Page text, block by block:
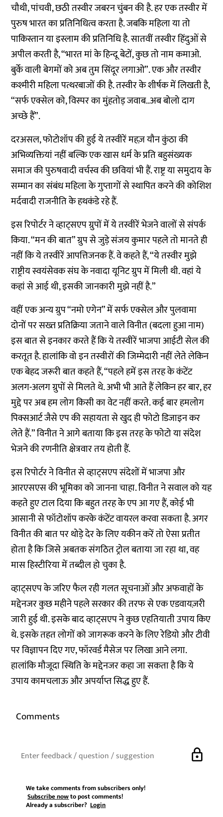
चौथी, पांचवी, छठी तस्वीर जबरन चुंबन की है. हर एक तस्वीर में
पुरुष भारत का प्रतिनिधित्व करता है. जबकि महिला या तो
पाकिस्तान या इस्लाम की प्रतिनिधि है. सातवीं तस्वीर हिंदुओं से
अपील करती है, “भारत मां के हिन्दू बेटों, कुछ तो नाम कमाओ.
बुर्के वाली बेगमों को अब तुम सिंदूर लगाओ”. एक और तस्वीर
कश्मीरी महिला पत्थरबाजों की है. तस्वीर के शीर्षक में लिखती है,
“सर्फ एक्सेल को, विस्पर का मुंहतोड़ जवाब..अब बोलो दाग
अच्छे हैं”.
दरअसल, फोटोशॉप की हुई ये तस्वीरें महज़ यौन कुंठा की
अभिव्यक्तियां नहीं बल्कि एक खास धर्म के प्रति बहुसंख्यक
समाज की पुरुषवादी वर्चस्व की छवियां भी हैं. राष्ट्र या समुदाय के
सम्मान का संबंध महिला के गुप्तागों से स्थापित करने की कोशिश
मर्दवादी राजनीति के हथकंडे रहे हैं.
इस रिपोर्टर ने व्हाट्सएप ग्रुपों में ये तस्वीरें भेजने वालों से संपर्क
किया. “मन की बात” ग्रुप से जुड़े संजय कुमार पहले तो मानते ही
नहीं कि ये तस्वीरें आपत्तिजनक हैं. वे कहते हैं, “ये तस्वीर मुझे
राष्ट्रीय स्वयंसेवक संघ के नवादा यूनिट ग्रुप में मिली थी. वहां ये
कहां से आई थी, इसकी जानकारी मुझे नहीं है.”
वहीं एक अन्य ग्रुप “नमो एगेन” में सर्फ एक्सेल और पुलवामा
दोनों पर सख्त प्रतिक्रिया जताने वाले विनीत (बदला हुआ नाम)
इस बात से इनकार करते हैं कि ये तस्वीरें भाजपा आईटी सेल की
करतूत है. हालांकि वो इन तस्वीरों की जिम्मेदारी नहीं लेते लेकिन
एक बेहद जरूरी बात कहते हैं, “पहले हमें इस तरह के कंटेंट
अलग-अलग ग्रुपों से मिलते थे. अभी भी आते हैं लेकिन हर बार, हर
मुद्दे पर अब हम लोग किसी का वेट नहीं करते. कई बार हमलोग
पिक्सआर्ट जैसे एप की सहायता से खुद ही फोटो डिजाइन कर
लेते हैं.” विनीत ने आगे बताया कि इस तरह के फोटो या संदेश
भेजने की रणनीति क्षेत्रवार तय होती हैं.
इस रिपोर्टर ने विनीत से व्हाट्सएप संदेशों में भाजपा और
आरएसएस की भूमिका को जानना चाहा. विनीत ने सवाल को यह
कहते हुए टाल दिया कि बहुत तरह के एप आ गए हैं, कोई भी
आसानी से फॉटोशॉप करके कंटेंट वायरल करवा सकता है. अगर
विनीत की बात पर थोड़े देर के लिए यकीन करें तो ऐसा प्रतीत
होता है कि जिसे अबतक संगठित ट्रोल बताया जा रहा था, वह
मास हिस्टीरिया में तब्दील हो चुका है.
व्हाट्सएप के जरिए फैल रही गलत सूचनाओं और अफवाहों के
मद्देनजर कुछ महीने पहले सरकार की तरफ से एक एडवायज़री
जारी हुई थी. इसके बाद व्हाट्सएप ने कुछ एहतियाती उपाय किए
थे. इसके तहत लोगों को जागरूक करने के लिए रेडियो और टीवी
पर विज्ञापन दिए गए, फॉरवर्ड मैसेज पर लिखा आने लगा.
हालांकि मौजूदा स्थिति के मद्देनजर कहा जा सकता है कि ये
उपाय कामचलाऊ और अपर्याप्त सिद्ध हुए हैं.
Comments
lock
We take comments from subscribers only!
Subscribe nowto post comments!
Already a subscriber?Login